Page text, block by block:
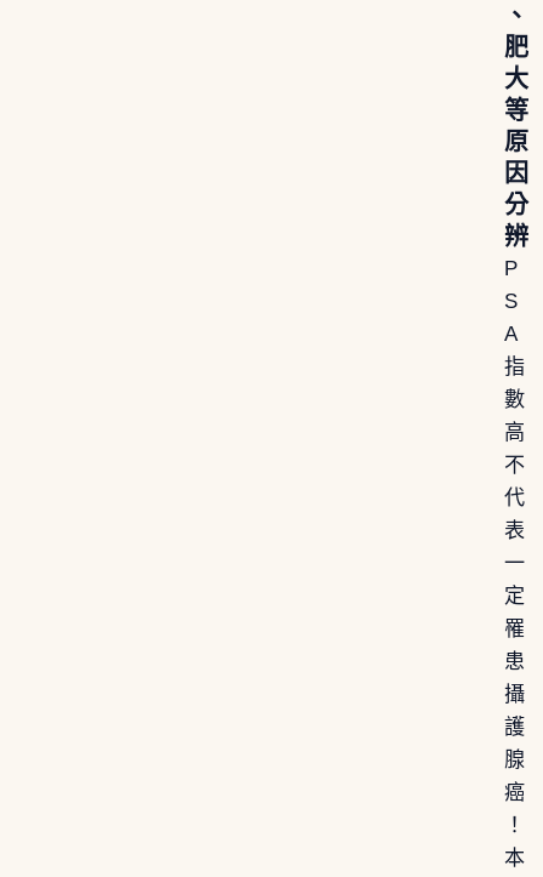
、
肥
大
等
原
因
分
辨
P
S
A
指
數
高
不
代
表
一
定
罹
患
攝
護
腺
癌
！
本